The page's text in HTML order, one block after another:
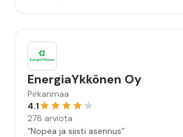
EnergiaYkkönen Oy
Pirkanmaa
4.1
278 arviota
“Nopea ja siisti asennus”